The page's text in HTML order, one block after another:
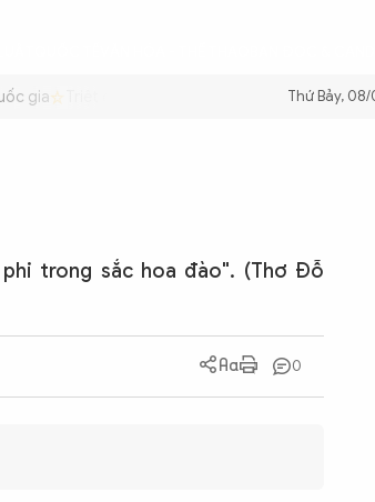
gia Triệt để tiết kiệm xăng dầu để đảm bảo an
Thứ Bảy,
phi trong sắc hoa đào". (Thơ Đỗ
0